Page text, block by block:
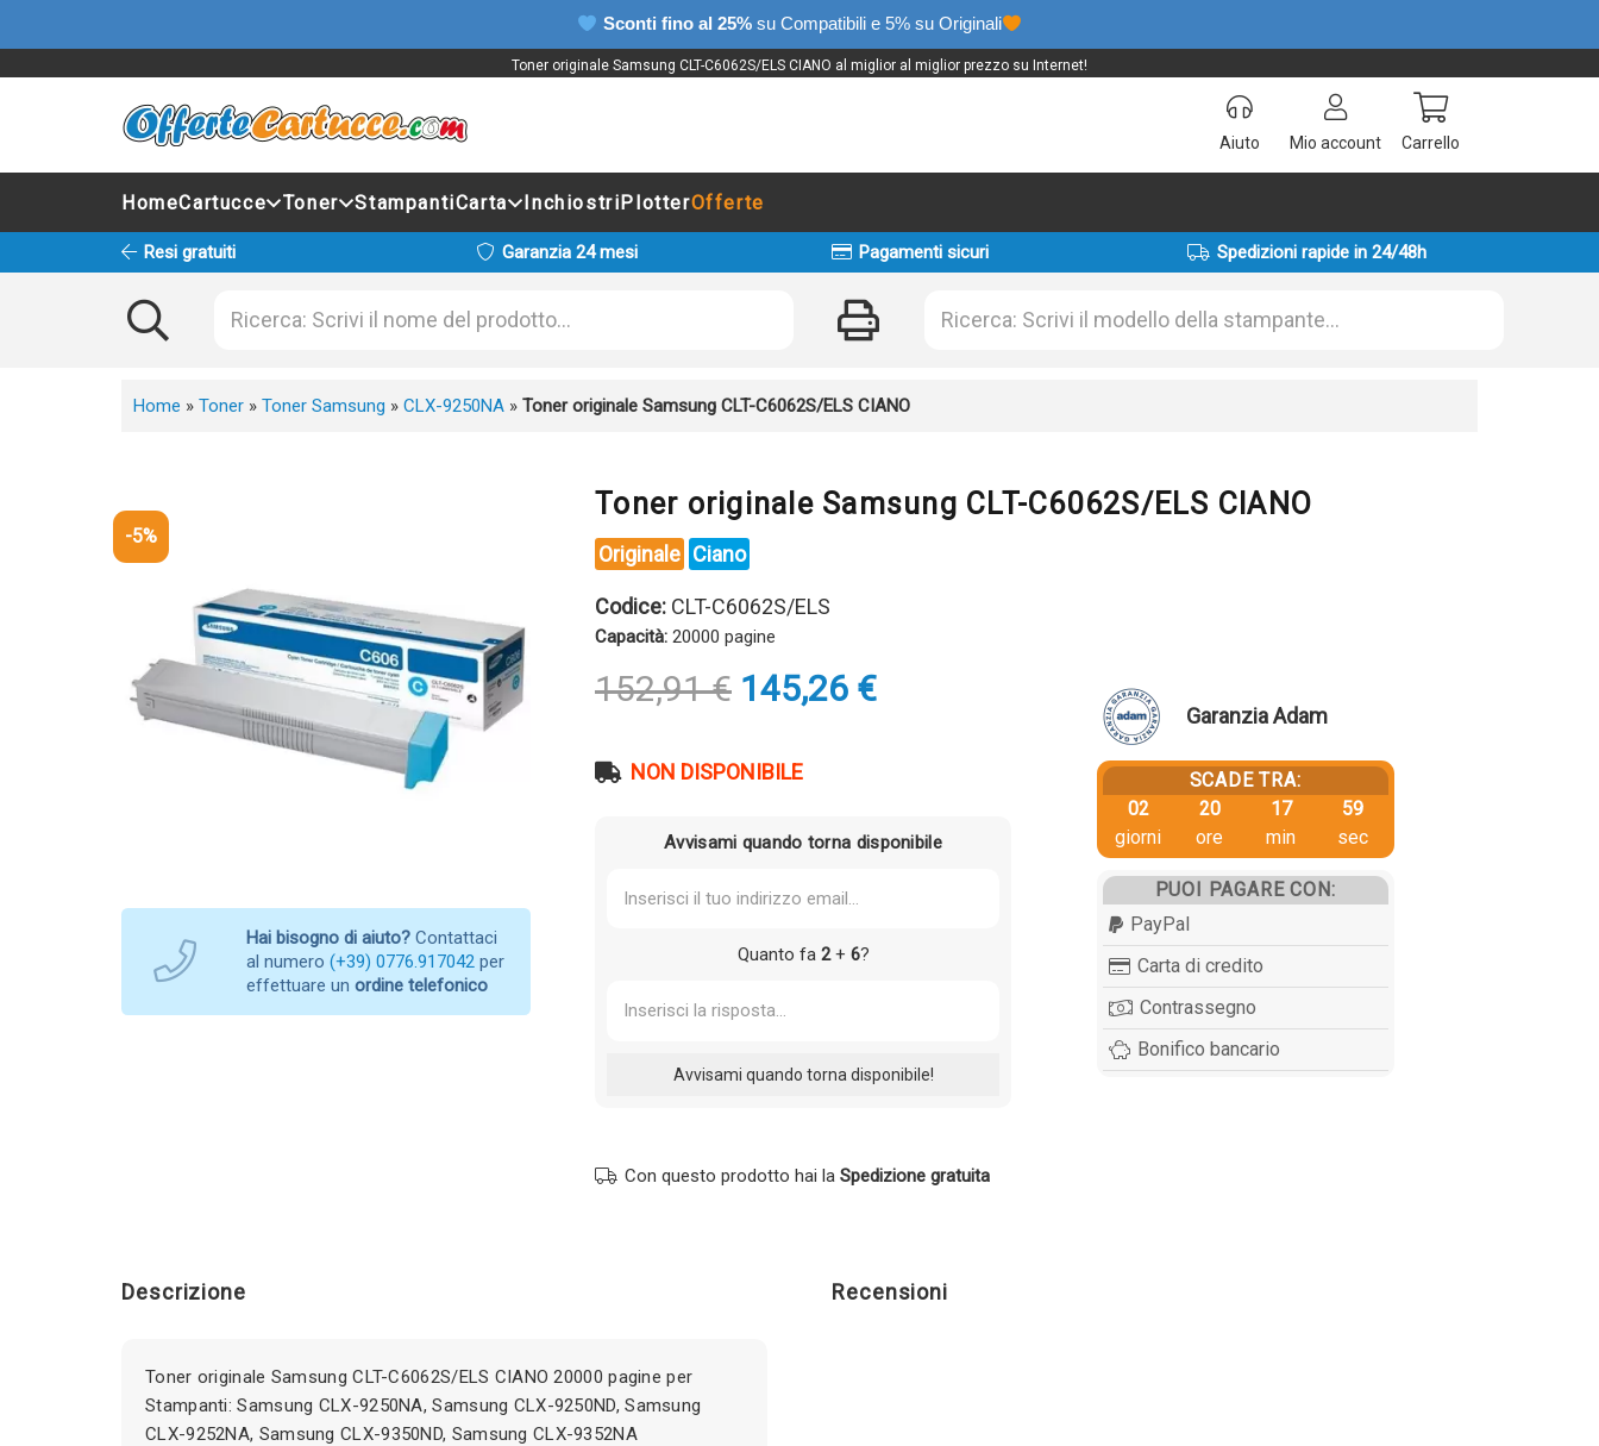
Sconti fino al 25% su Compatibili e 5% su Originali
Toner originale Samsung CLT-C6062S/ELS CIANO al miglior al miglior prezzo su Internet!
Aiuto Mio account Carrello
HomeCartucce Toner StampantiCarta InchiostriPlotterOfferte
Resi gratuiti Garanzia 24 mesi Pagamenti sicuri Spedizioni rapide in 24/48h
Home » Toner » Toner Samsung » CLX-9250NA » Toner originale Samsung CLT-C6062S/ELS CIANO
-5%
Hai bisogno di aiuto? Contattaci
al numero (+39) 0776.917042 per
effettuare un ordine telefonico
Toner originale Samsung CLT-C6062S/ELS CIANO
Originale Ciano
Codice: CLT-C6062S/ELS
Capacità: 20000 pagine
152,91€ Il
prezzo
era:
145,26 €Il
NON DISPONIBILE
Avvisami quando torna disponibile
Quanto fa 2+ 6?
Con questo prodotto hai la Spedizione gratuita
Garanzia Adam
SCADE TRA:
02
giorni
20
ore
17
min
59
sec
PUOI PAGARE CON:
PayPal
Carta di credito
Contrassegno
Bonifico bancario
Descrizione
Toner originale Samsung CLT-C6062S/ELS CIANO 20000 pagine per
Stampanti: Samsung CLX-9250NA, Samsung CLX-9250ND, Samsung
CLX-9252NA, Samsung CLX-9350ND, Samsung CLX-9352NA
Recensioni